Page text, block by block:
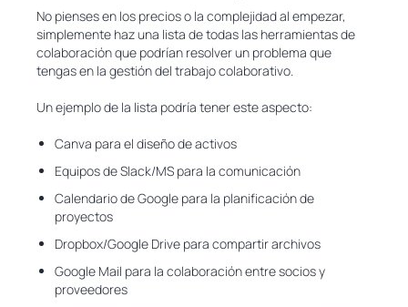
No pienses en los precios o la complejidad al empezar,
simplemente haz una lista de todas las herramientas de
colaboración que podrían resolver un problema que
tengas en la gestión del trabajo colaborativo.
Un ejemplo de la lista podría tener este aspecto:
Canva para el diseño de activos
Equipos de Slack/MS para la comunicación
Calendario de Google para la planificación de
proyectos
Dropbox/Google Drive para compartir archivos
Google Mail para la colaboración entre socios y
proveedores